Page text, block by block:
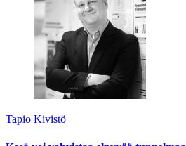
Tapio Kivistö